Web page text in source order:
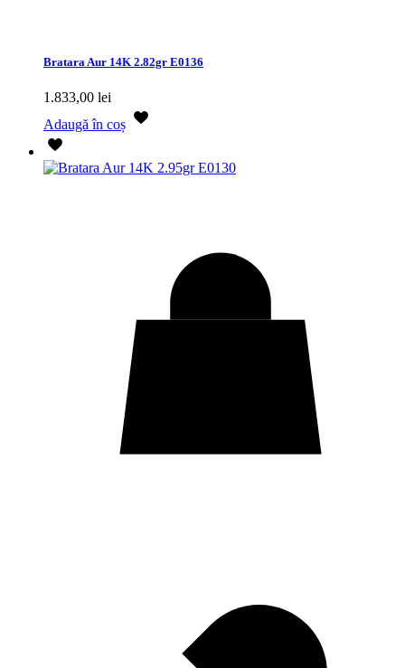
Bratara Aur 14K 2.82gr E0136
1.833,00 lei
Adaugă în coș